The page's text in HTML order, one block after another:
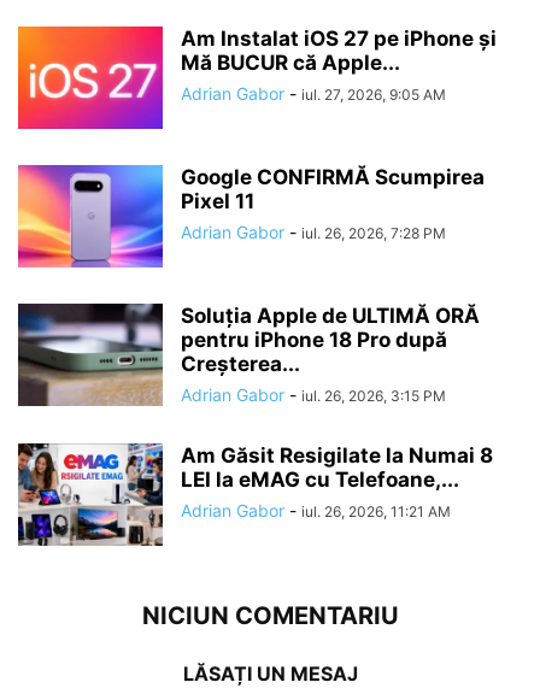
Am Instalat iOS 27 pe iPhone și
Mă BUCUR că Apple...
Adrian Gabor - iul. 27, 2026, 9:05 AM
Google CONFIRMĂ Scumpirea
Pixel 11
Adrian Gabor - iul. 26, 2026, 7:28 PM
Soluția Apple de ULTIMĂ ORĂ
pentru iPhone 18 Pro după
Creșterea...
Adrian Gabor - iul. 26, 2026, 3:15 PM
Am Găsit Resigilate la Numai 8
LEI la eMAG cu Telefoane,...
Adrian Gabor - iul. 26, 2026, 11:21 AM
NICIUN COMENTARIU
LĂSAȚI UN MESAJ